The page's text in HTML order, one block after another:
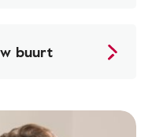
buurt